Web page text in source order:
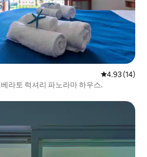
평점 4.93점
4.93 (14)
라토 럭셔리 파노라마 하우스.